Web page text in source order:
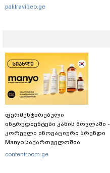
პირდეპირ ეთერში გია
palitravideo.ge
ფერმენტირებული
ინგრედიენტები კანის მოვლაში -
კორეული ინოვაციური ბრენდი
Manyo საქართველოშია
contentroom.ge